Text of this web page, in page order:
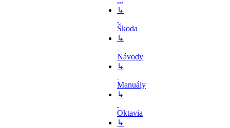
↳
Škoda
↳
Návody
↳
Manuály
↳
Oktavia
↳